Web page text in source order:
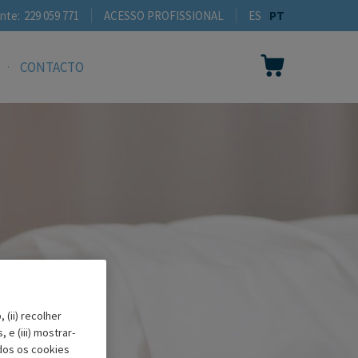
229 059 771 ACESSO PROFISSIONAL ES PT
CONTACTO
(ii) recolher
e (iii) mostrar-
os cookies